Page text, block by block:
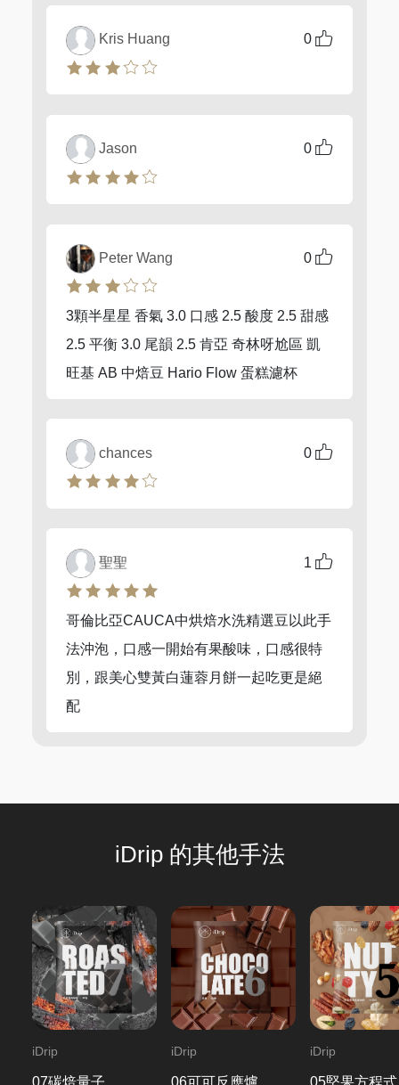
0
Kris Huang
0
Jason
0
Peter Wang
3顆半星星 香氣 3.0 口感 2.5 酸度 2.5 甜感
2.5 平衡 3.0 尾韻 2.5 肯亞 奇林呀尬區 凱
旺基 AB 中焙豆 Hario Flow 蛋糕濾杯
0
chances
1
聖聖
哥倫比亞CAUCA中烘焙水洗精選豆以此手
法沖泡，口感一開始有果酸味，口感很特
別，跟美心雙黃白蓮蓉月餅一起吃更是絕
配
iDrip 的其他手法
iDrip iDrip iDrip